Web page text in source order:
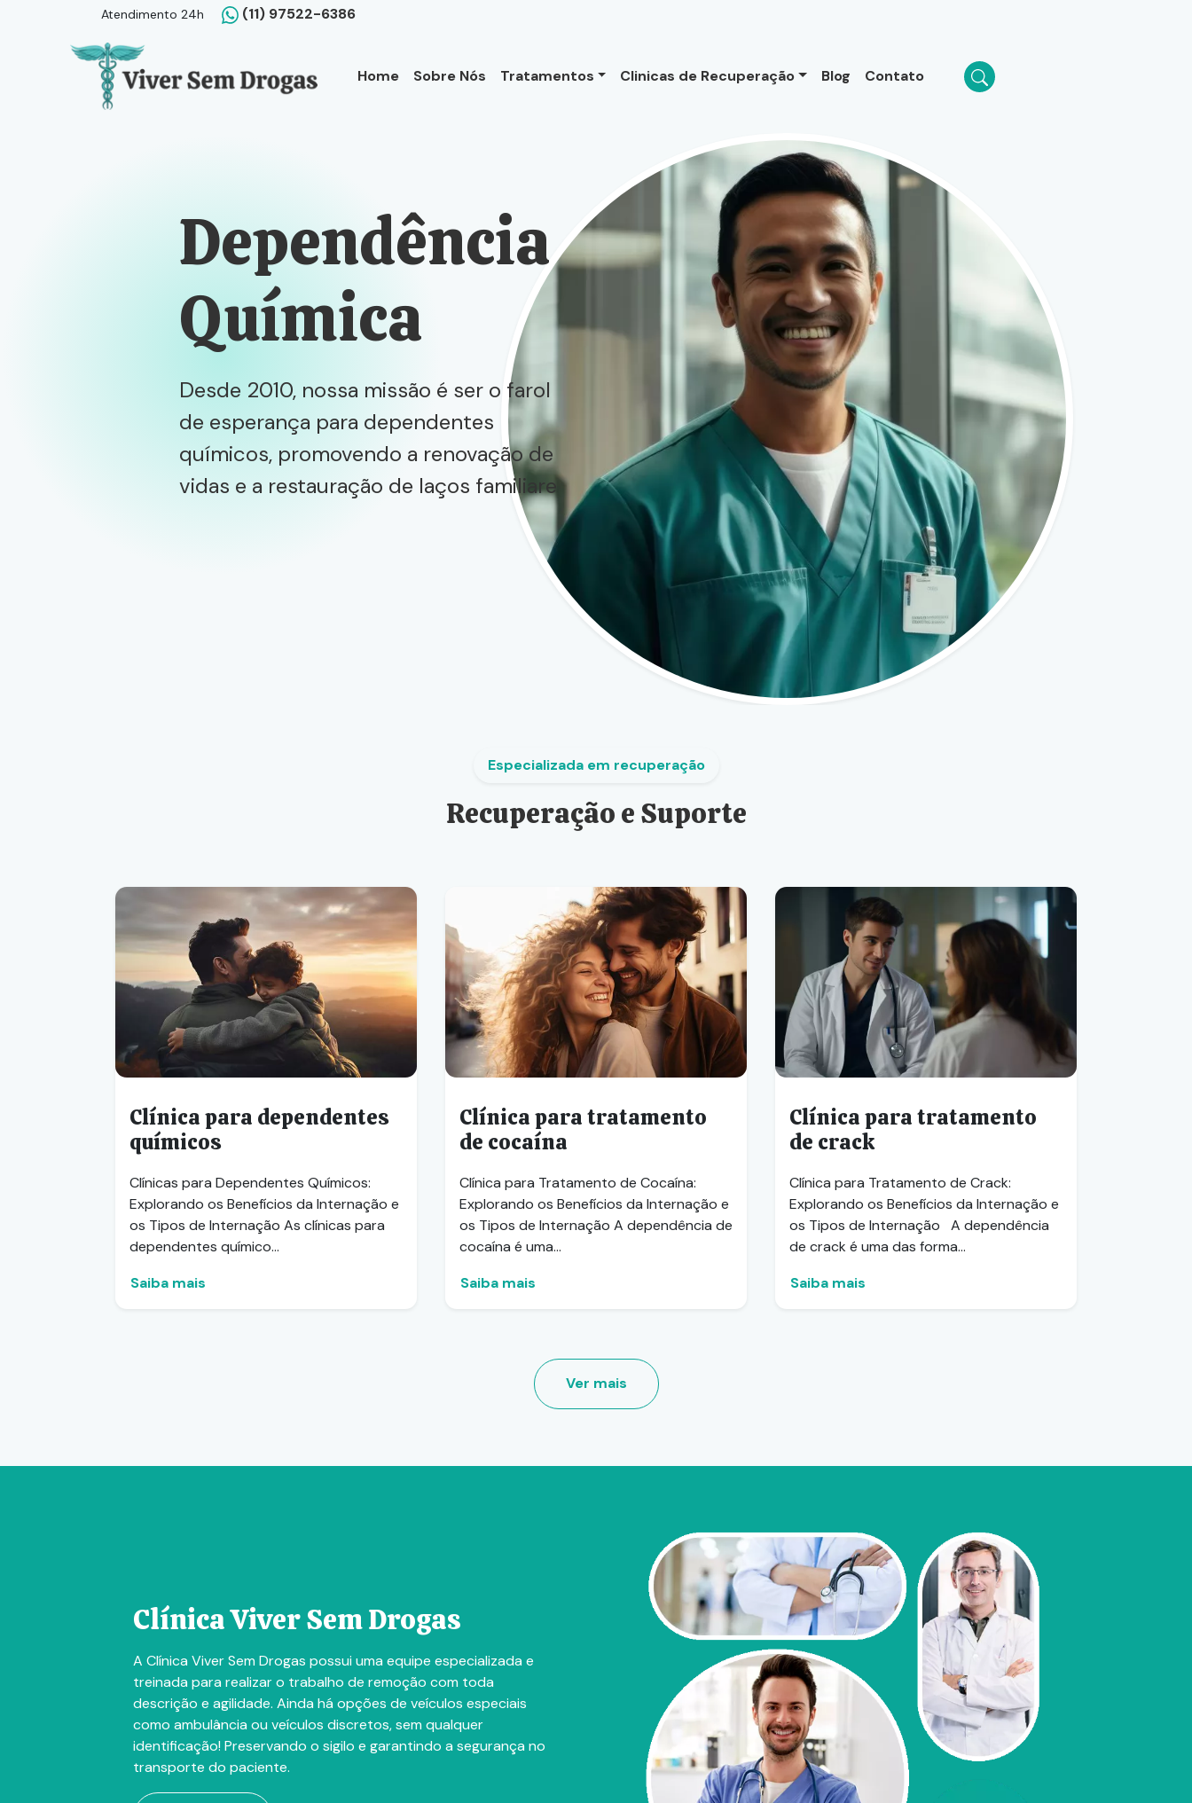
Atendimento 24h (11) 97522-6386
Home Sobre Nós Tratamentos Clinicas de Recuperação Blog Contato
Dependência
Química
Desde 2010, nossa missão é ser o farol
de esperança para dependentes
químicos, promovendo a renovação de
vidas e a restauração de laços familiare
Especializada em recuperação
Recuperação e Suporte
Clínica para dependentes
químicos
Clínicas para Dependentes Químicos:
Explorando os Benefícios da Internação e
os Tipos de Internação As clínicas para
dependentes químico...
Saiba mais
Clínica para tratamento
de cocaína
Clínica para Tratamento de Cocaína:
Explorando os Benefícios da Internação e
os Tipos de Internação A dependência de
cocaína é uma...
Saiba mais
Clínica para tratamento
de crack
Clínica para Tratamento de Crack:
Explorando os Benefícios da Internação e
os Tipos de Internação A dependência
de crack é uma das forma...
Saiba mais
Ver mais
Clínica Viver Sem Drogas
A Clínica Viver Sem Drogas possui uma equipe especializada e
treinada para realizar o trabalho de remoção com toda
descrição e agilidade. Ainda há opções de veículos especiais
como ambulância ou veículos discretos, sem qualquer
identificação! Preservando o sigilo e garantindo a segurança no
transporte do paciente.